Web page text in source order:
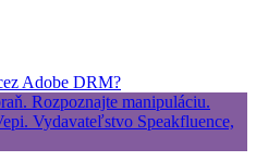
Adobe DRM?